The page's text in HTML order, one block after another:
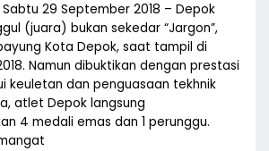
Sabtu 29 September 2018 – Depok
(juara) bukan sekedar “Jargon”,
Kota Depok, saat tampil di
Namun dibuktikan dengan prestasi
keuletan dan penguasaan tekhnik
atlet Depok langsung
4 medali emas dan 1 perunggu.